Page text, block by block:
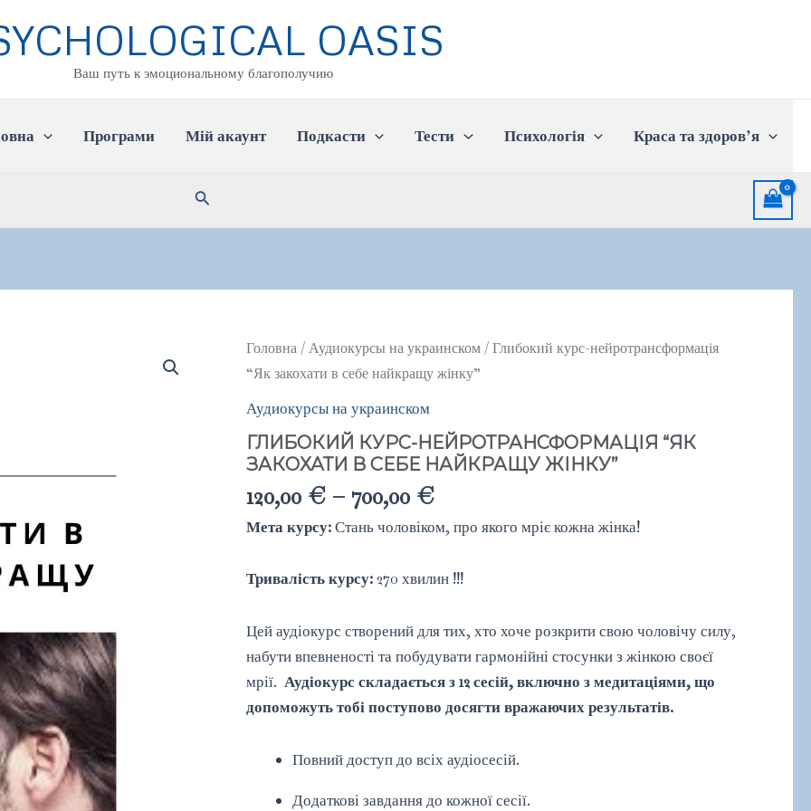
OASIS
Ваш путь к эмоциональному благополучию
Програми Мій акаунт Подкасти Тести Психологія Краса та здоров’я
Пошук
Головна /Аудиокурсы на украинском / Глибокий курс-нейротрансформація
“Як закохати в себе найкращу жінку”
Аудиокурсы на украинском
ГЛИБОКИЙ КУРС-НЕЙРОТРАНСФОРМАЦІЯ “ЯК
ЗАКОХАТИ В СЕБЕ НАЙКРАЩУ ЖІНКУ”
120,00 € – 700,00 €
Мета курсу:Стань чоловіком, про якого мріє кожна жінка!
Тривалість курсу:270 хвилин !!!
Цей аудіокурс створений для тих, хто хоче розкрити свою чоловічу силу,
набути впевненості та побудувати гармонійні стосунки з жінкою своєї
мрії.Аудіокурс складається з 12 сесій, включно з медитаціями, що
допоможуть тобі поступово досягти вражаючих результатів.
Повний доступ до всіх аудіосесій.
Додаткові завдання до кожної сесії.